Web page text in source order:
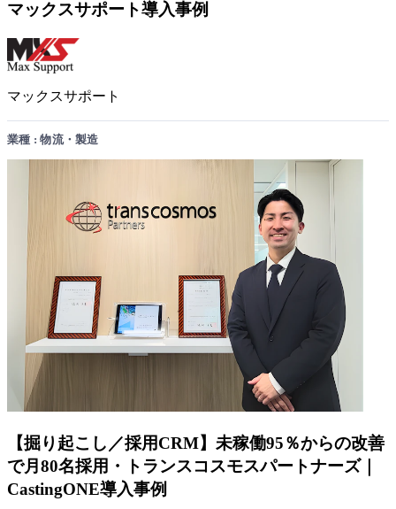
マックスサポート導入事例
マックスサポート
業種 : 物流・製造
【掘り起こし／採用CRM】未稼働95％からの改善
で月80名採用・トランスコスモスパートナーズ｜
CastingONE導入事例